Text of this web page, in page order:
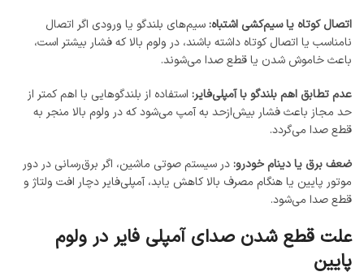
اتصال کوتاه یا سیم‌کشی اشتباه:سیم‌های بلندگو یا ورودی اگر اتصال
نامناسب یا اتصال کوتاه داشته باشند، در ولوم بالا که فشار بیشتر است،
باعث خاموش شدن یا قطع صدا می‌شوند.
عدم تطابق اهم بلندگو با آمپلی‌فایر: استفاده از بلندگوهایی با اهم کمتر از
حد مجاز باعث فشار بیش‌ازحد به آمپ می‌شود که در ولوم بالا منجر به
قطع صدا می‌گردد.
ضعف برق یا دینام خودرو:در سیستم صوتی ماشین، اگر برق‌رسانی در دور
موتور پایین یا هنگام مصرف بالا کاهش یابد، آمپلی‌فایر دچار افت ولتاژ و
قطع صدا می‌شود.
علت قطع شدن صدای آمپلی فایر در ولوم
پایین